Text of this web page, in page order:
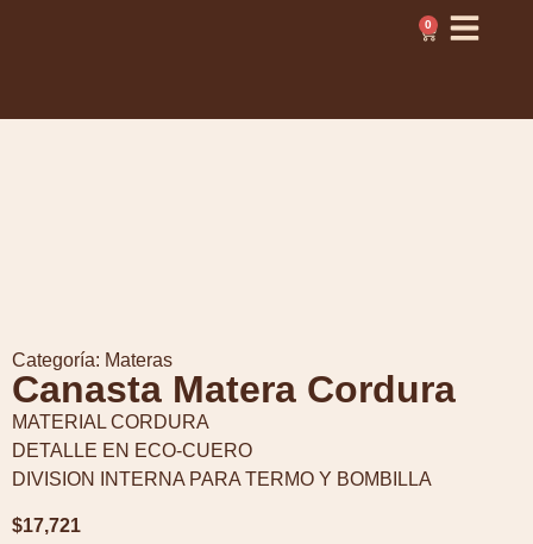
0
Categoría: Materas
Canasta Matera Cordura
MATERIAL CORDURA
DETALLE EN ECO-CUERO
DIVISION INTERNA PARA TERMO Y BOMBILLA
$17,721